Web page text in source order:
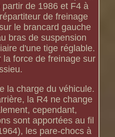
de 1986 et F4 à
de freinage
le brancard gauche
bras de suspension
d'une tige réglable.
la force de freinage sur
la charge du véhicule.
la R4 ne change
cependant,
sont apportées au fil
les pare-chocs à